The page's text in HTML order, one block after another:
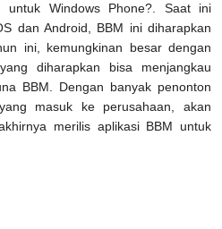
untuk Windows Phone?. Saat ini
dan Android, BBM ini diharapkan
ini, kemungkinan besar dengan
diharapkan bisa menjangkau
BBM. Dengan banyak penonton
masuk ke perusahaan, akan
merilis aplikasi BBM untuk